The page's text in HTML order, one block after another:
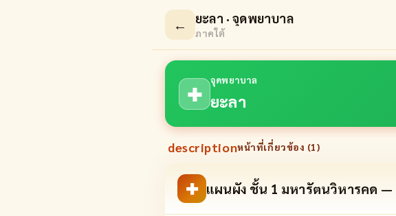
← ยะลา · จุดพยาบาล
ภาคใต้
✚
จุดพยาบาล
ยะลา
descriptionหน้าที่เกี่ยวข้อง (1)
✚ แผนผัง ชั้น 1 มหารัตนวิหารคด